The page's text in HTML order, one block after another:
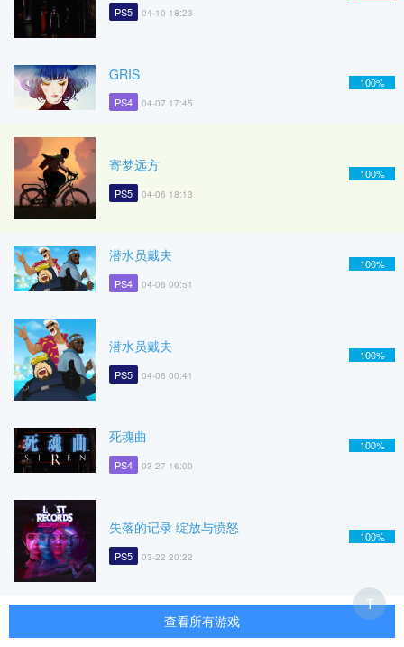
PS5 04-10 18:23
GRIS
PS4 04-07 17:45
100%
寄梦远方
PS5 04-06 18:13
100%
潜水员戴夫
PS4 04-06 00:51
100%
潜水员戴夫
PS5 04-06 00:41
100%
死魂曲
PS4 03-27 16:00
100%
失落的记录 绽放与愤怒
PS5 03-22 20:22
100%
查看所有游戏
T